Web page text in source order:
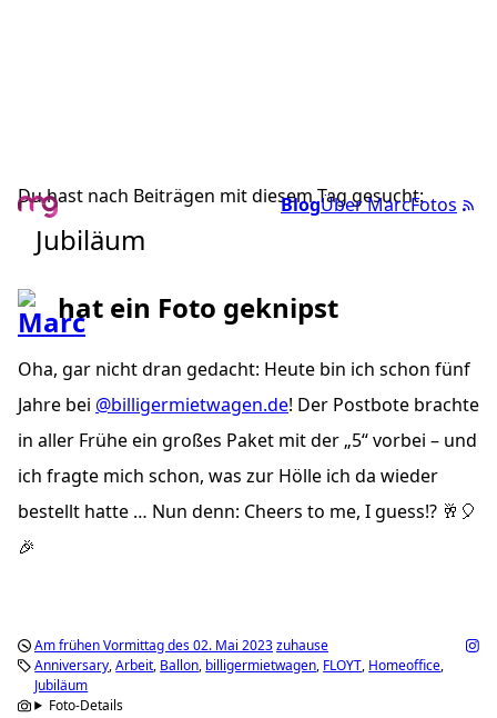
BlogÜber MarcFotos
Du hast nach Beiträgen mit diesem Tag gesucht:
Jubiläum
hat ein Foto geknipst
Oha, gar nicht dran gedacht: Heute bin ich schon fünf
Jahre bei @billigermietwagen.de! Der Postbote brachte
in aller Frühe ein großes Paket mit der „5“ vorbei – und
ich fragte mich schon, was zur Hölle ich da wieder
bestellt hatte … Nun denn: Cheers to me, I guess!? 🥂🎈
🎉
Am frühen Vormittag des 02. Mai 2023zuhause
Anniversary Arbeit Ballon billigermietwagen FLOYT Homeoffice
Jubiläum
Foto-Details